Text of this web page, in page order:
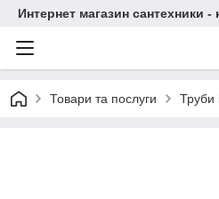
Интернет магазин сантехники
Товари та послуги Труби